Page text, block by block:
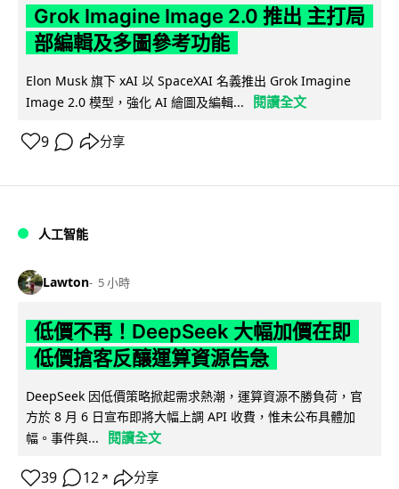
Grok Imagine Image 2.0 推出 主打局
部編輯及多圖參考功能
Elon Musk 旗下 xAI 以 SpaceXAI 名義推出 Grok Imagine
Image 2.0 模型，強化 AI 繪圖及編輯...
閱讀全文
9 分享
人工智能
Lawton 5 小時
低價不再！DeepSeek 大幅加價在即
低價搶客反釀運算資源告急
DeepSeek 因低價策略掀起需求熱潮，運算資源不勝負荷，官
方於 8 月 6 日宣布即將大幅上調 API 收費，惟未公布具體加
幅。事件與...
閱讀全文
39 12 ↗ 分享